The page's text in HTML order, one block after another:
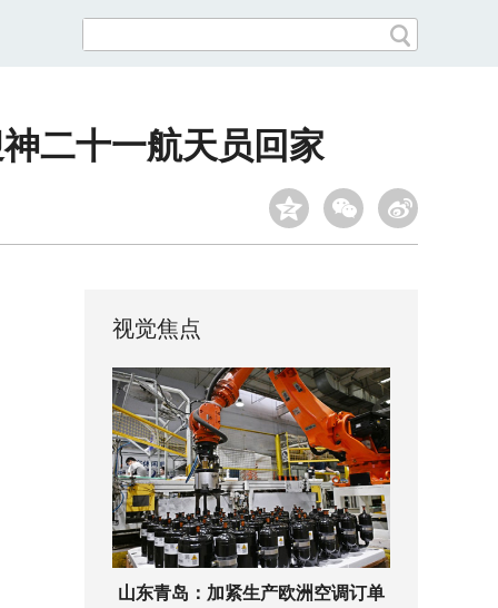
二十一航天员回家
视觉焦点
山东青岛：加紧生产欧洲空调订单